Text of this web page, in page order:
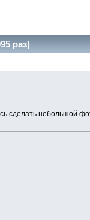
раз)
небольшой